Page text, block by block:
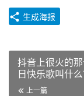
生成海报
抖音上很火的
日快乐歌叫什么
上一篇